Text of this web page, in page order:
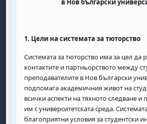
в Нов български
1. Цели на системата за тюторство
Системата за тюторство има за цел да
контактите и партньорството между
преподавателите в Нов български
подпомага академичния живот на
всички аспекти на тяхното следване и
им с университетската среда.
благоприятни условия за студентски